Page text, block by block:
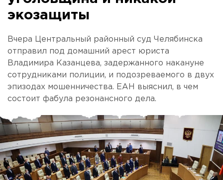
экозащиты
Вчера Центральный районный суд Челябинска
отправил под домашний арест юриста
Владимира Казанцева, задержанного накануне
сотрудниками полиции, и подозреваемого в двух
эпизодах мошенничества. ЕАН выяснил, в чем
состоит фабула резонансного дела.